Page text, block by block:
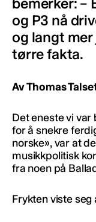
og P3 nå
og langt
tørre fakta.
Av Thomas
Det eneste vi
for å snekre
norske», var at
musikkpolitisk
fra noen på
Frykten viste